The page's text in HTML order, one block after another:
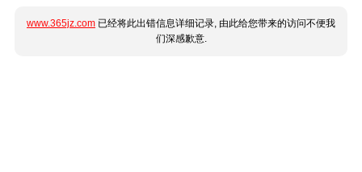
www.365jz.com 已经将此出错信息详细记录, 由此给您带来的访问不便我
们深感歉意.